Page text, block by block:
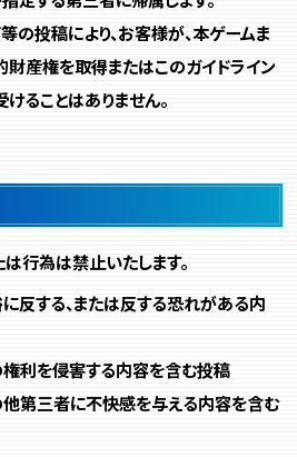
の投稿により、お客様が、本ゲームま
産権を取得またはこのガイドライン
ることはありません。
行為は禁止いたします。
反する、または反する恐れがある内
利を侵害する内容を含む投稿
他第三者に不快感を与える内容を含む